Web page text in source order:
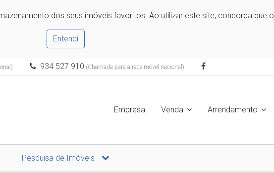
dos seus imóveis favoritos. Ao utilizar este site, concorda que
Entendi
934 527 910 (Chamada para a rede móvel nacional)
Empresa Venda Arrendamento
Pesquisa de Imóveis